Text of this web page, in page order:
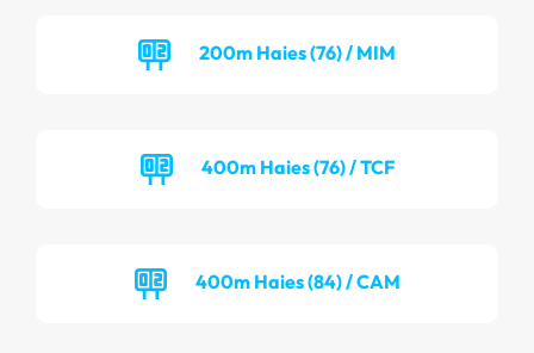
200m Haies (76) / MIM
400m Haies (76) / TCF
400m Haies (84) / CAM